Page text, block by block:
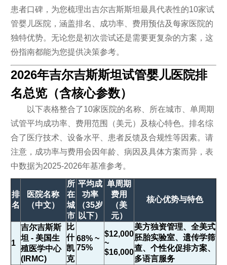
患者口碑，为您梳理出吉尔吉斯斯坦最具代表性的10家试
管婴儿医院，涵盖排名、成功率、费用预估及每家医院的
独特优势。无论您是初次尝试还是需要更复杂的方案，这
份指南都能为您提供决策参考。
2026年吉尔吉斯斯坦试管婴儿医院排
名总览（含核心参数）
以下表格整合了10家医院的名称、所在城市、单周期
试管平均成功率、费用范围（美元）及核心特色。排名综
合了医疗技术、设备水平、患者反馈及合规性等因素。请
注意，成功率与费用会因年龄、病因及具体方案而异，表
中数据为2025-2026年基准参考。
排
名
医院名称
（中文）
所
在
城
市
平均成
功率
（35岁
以下）
单周期
费用
（美
元）
核心优势与特色
1
吉尔吉斯斯
坦 - 美国生
殖医学中心
(IRMC)
比
什
凯
克
68% ~
75%
$12,000
~
$16,000
美方独资管理、全美式
胚胎实验室、遗传学筛
查、个性化促排方案、
多语言服务